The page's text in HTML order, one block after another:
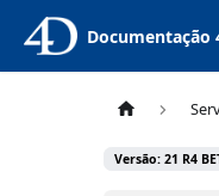
Documentação
Versão: 21 R4